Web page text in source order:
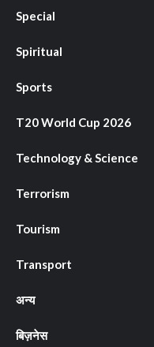
Special
Spiritual
Sports
T20 World Cup 2026
Technology & Science
Terrorism
Tourism
Transport
अन्य
बिज़नेस